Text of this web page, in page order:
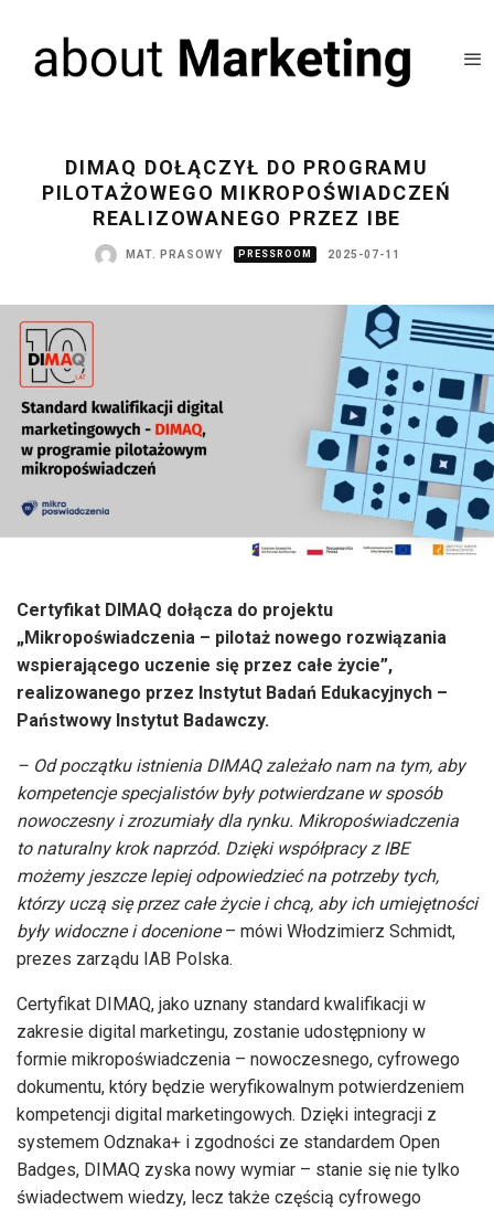
DIMAQ DOŁĄCZYŁ DO PROGRAMU
PILOTAŻOWEGO MIKROPOŚWIADCZEŃ
REALIZOWANEGO PRZEZ IBE
MAT. PRASOWY PRESSROOM 2025-07-11
Certyfikat DIMAQ dołącza do projektu
„Mikropoświadczenia – pilotaż nowego rozwiązania
wspierającego uczenie się przez całe życie”,
realizowanego przez Instytut Badań Edukacyjnych –
Państwowy Instytut Badawczy.
– Od początku istnienia DIMAQ zależało nam na tym, aby
kompetencje specjalistów były potwierdzane w sposób
nowoczesny i zrozumiały dla rynku. Mikropoświadczenia
to naturalny krok naprzód. Dzięki współpracy z IBE
możemy jeszcze lepiej odpowiedzieć na potrzeby tych,
którzy uczą się przez całe życie i chcą, aby ich umiejętności
były widoczne i docenione– mówi Włodzimierz Schmidt,
prezes zarządu IAB Polska.
Certyfikat DIMAQ, jako uznany standard kwalifikacji w
zakresie digital marketingu, zostanie udostępniony w
formie mikropoświadczenia – nowoczesnego, cyfrowego
dokumentu, który będzie weryfikowalnym potwierdzeniem
kompetencji digital marketingowych. Dzięki integracji z
systemem Odznaka+ i zgodności ze standardem Open
Badges, DIMAQ zyska nowy wymiar – stanie się nie tylko
świadectwem wiedzy, lecz także częścią cyfrowego